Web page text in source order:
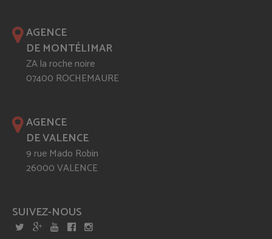
AGENCE
DE MONTÉLIMAR
ZA la roche noire
07400 ROCHEMAURE
AGENCE
DE VALENCE
9 rue Mado Robin
26000 VALENCE
SUIVEZ-NOUS